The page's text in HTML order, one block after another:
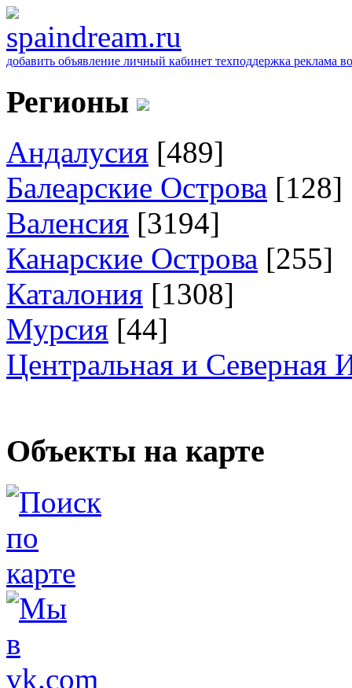
добавить объявление личный кабинет техподдержка реклама
Регионы
Андалусия [489]
Балеарские Острова [128]
Валенсия [3194]
Канарские Острова [255]
Каталония [1308]
Мурсия [44]
Центральная и Северная
Объекты на карте